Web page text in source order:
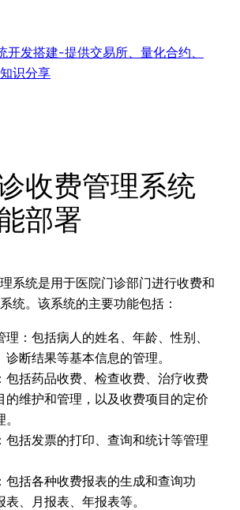
开发搭建-提供交易所、量化合约、
识分享
收费管理系统
部署
系统是用于医院门诊部门进行收费和
统。该系统的主要功能包括：
理：包括病人的姓名、年龄、性别、
诊断结果等基本信息的管理。
包括药品收费、检查收费、治疗收费
的维护和管理，以及收费项目的定价
包括发票的打印、查询和统计等管理
包括各种收费报表的生成和查询功
、月报表、年报表等。